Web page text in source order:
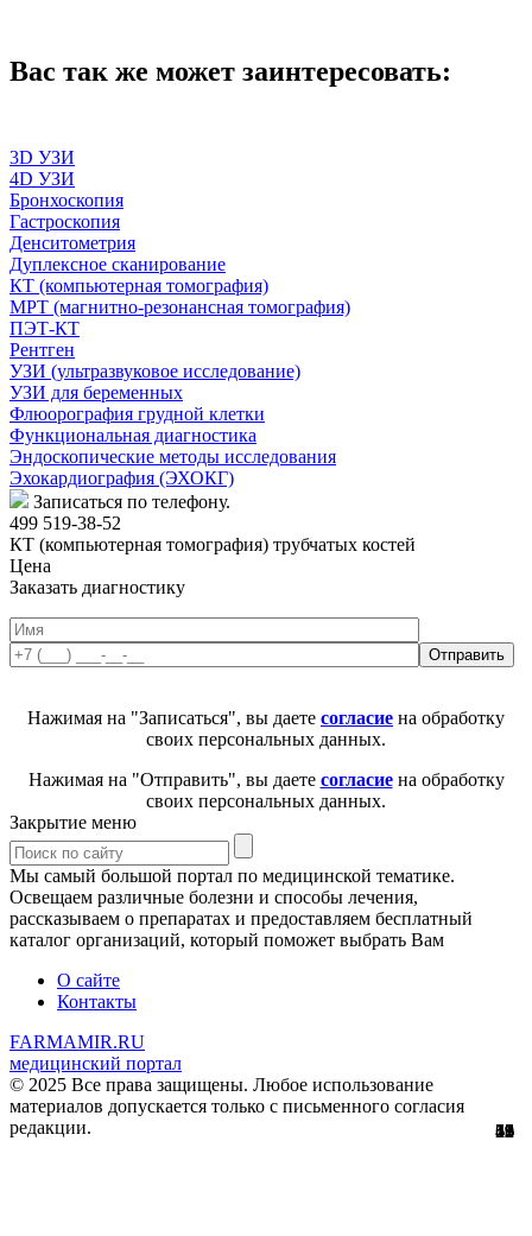
Вас так же может заинтересовать:
1
3D УЗИ
5
4D УЗИ
1
Бронхоскопия
15
Гастроскопия
2
Денситометрия
11
Дуплексное сканирование
51
КТ (компьютерная томография)
56
МРТ (магнитно-резонансная томография)
1
ПЭТ-КТ
29
Рентген
61
УЗИ (ультразвуковое исследование)
3
УЗИ для беременных
9
Флюорография грудной клетки
12
Функциональная диагностика
8
Эндоскопические методы исследования
45
Эхокардиография (ЭХОКГ)
Записаться по телефону.
499 519-38-52
КТ (компьютерная томография) трубчатых костей
Цена
Заказать диагностику
Нажимая на "Записаться", вы даете согласие на обработку
своих персональных данных.
Нажимая на "Отправить", вы даете согласиена обработку
своих персональных данных.
Закрытие меню
Мы самый большой портал по медицинской тематике.
Освещаем различные болезни и способы лечения,
рассказываем о препаратах и предоставляем бесплатный
каталог организаций, который поможет выбрать Вам
О сайте
Контакты
FARMAMIR.RU
медицинский портал
© 2025 Все права защищены. Любое использование
материалов допускается только с письменного согласия
редакции.